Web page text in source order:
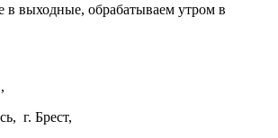
в выходные, обрабатываем утром в
г. Брест,